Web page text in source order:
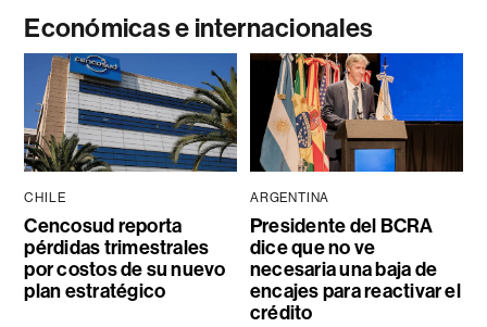
Económicas e internacionales
CHILE
Cencosud reporta
pérdidas trimestrales
por costos de su nuevo
plan estratégico
ARGENTINA
Presidente del BCRA
dice que no ve
necesaria una baja de
encajes para reactivar el
crédito